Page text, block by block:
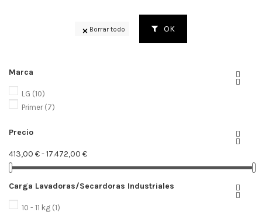
Borrar todo OK
Marca


LG (10)
Primer (7)
Precio


413,00 € - 17.472,00 €
Carga Lavadoras/Secardoras Industriales


10 - 11 kg (1)